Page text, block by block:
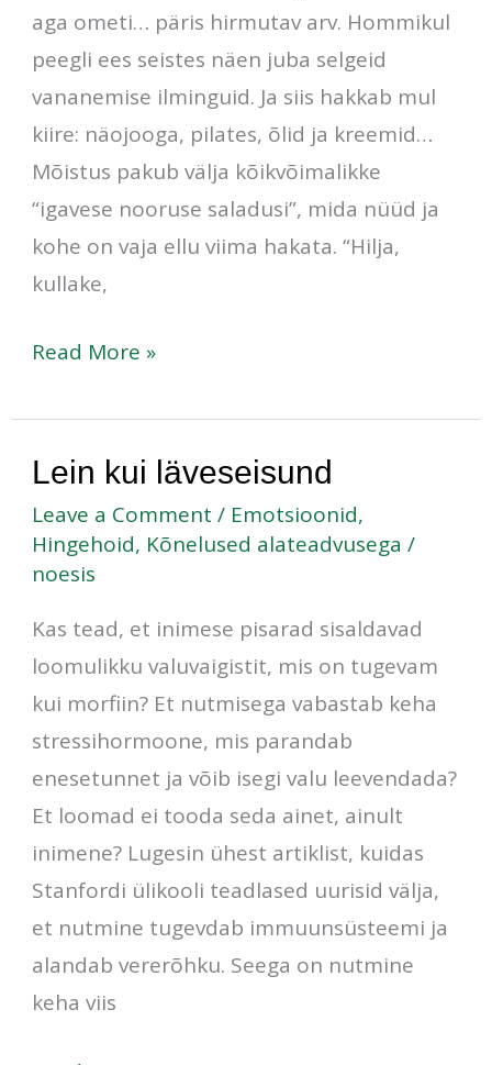
aga ometi… päris hirmutav arv. Hommikul
peegli ees seistes näen juba selgeid
vananemise ilminguid. Ja siis hakkab mul
kiire: näojooga, pilates, õlid ja kreemid…
Mõistus pakub välja kõikvõimalikke
“igavese nooruse saladusi”, mida nüüd ja
kohe on vaja ellu viima hakata. “Hilja,
kullake,
Read More »
Lein kui läveseisund
Leave a Comment / Emotsioonid,
Hingehoid, Kõnelused alateadvusega /
noesis
Kas tead, et inimese pisarad sisaldavad
loomulikku valuvaigistit, mis on tugevam
kui morfiin? Et nutmisega vabastab keha
stressihormoone, mis parandab
enesetunnet ja võib isegi valu leevendada?
Et loomad ei tooda seda ainet, ainult
inimene? Lugesin ühest artiklist, kuidas
Stanfordi ülikooli teadlased uurisid välja,
et nutmine tugevdab immuunsüsteemi ja
alandab vererõhku. Seega on nutmine
keha viis
Lein
kui
läveseisund